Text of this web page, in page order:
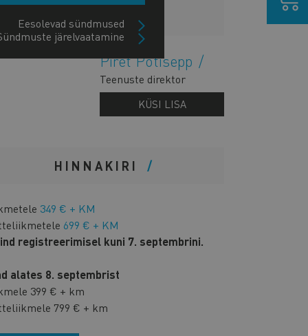
Eesolevad sündmused
järelvaatamine
LISAINFO
Piret Potisepp
Teenuste direktor
KÜSI LISA
HINNAKIRI
349 € + KM
699 € + KM
registreerimisel kuni 7. septembrini.
alates 8. septembrist
399 € + km
799 € + km